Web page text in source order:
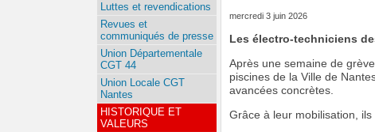
mercredi 3 juin 2026
Les électro-techniciens
Après une semaine de
piscines de la Ville de
avancées concrètes.
Grâce à leur mobilisation, ils
Luttes et revendications
Revues et
communiqués de presse
Union Départementale
CGT 44
Union Locale CGT
Nantes
HISTORIQUE ET
VALEURS